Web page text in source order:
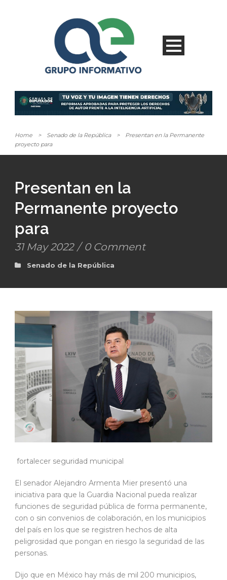
Home > Senado de la República >
Presentan en la Permanente
proyecto para
Presentan en la
Permanente proyecto
para
31 May 2022 / 0 Comment
Senado de la República
fortalecer seguridad municipal
El senador Alejandro Armenta Mier presentó una
iniciativa para que la Guardia Nacional pueda realizar
funciones de seguridad pública de forma permanente,
con o sin convenios de colaboración, en los municipios
del país en los que se registren hechos de alta
peligrosidad que pongan en riesgo la seguridad de las
personas.
Dijo que en México hay más de mil 200 municipios,